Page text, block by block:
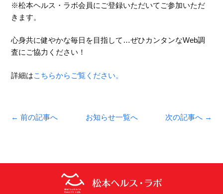
※松本ヘルス・ラボ会員にご登録いただいてご参加いただ
きます。
心身共に健やかな毎日を目指して…ぜひカンタンなWeb調
査にご協力ください！
詳細はこちらからご覧ください。
← 前の記事へ お知らせ一覧へ 次の記事へ →